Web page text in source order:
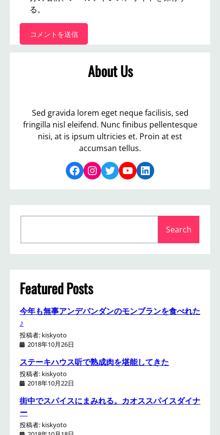
る。
About Us
Sed gravida lorem eget neque facilisis, sed
fringilla nisl eleifend. Nunc finibus pellentesque
nisi, at is ipsum ultricies et. Proin at est
accumsan tellus.
Facebook Instagram Twitter YouTube LinkedIn
a
r
c
h
Search
Featured Posts
今年も無事アンデパンダンのモンブランを食べれた
♪
投稿者: kiskyoto
2018年10月26日
ステーキハウス听で熟成肉を堪能してきた
投稿者: kiskyoto
2018年10月22日
街中でスパイスにまみれる。カオススパイスダイナ
ー
投稿者: kiskyoto